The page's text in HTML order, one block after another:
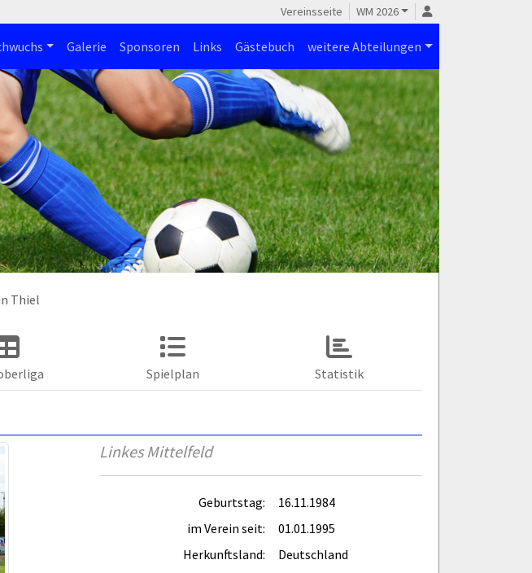
Vereinsseite WM 2026
Galerie Sponsoren Links Gästebuch weitere Abteilungen
Thiel
Spielplan Statistik
Linkes Mittelfeld
Geburtstag:
16.11.1984
im Verein seit:
01.01.1995
Herkunftsland:
Deutschland